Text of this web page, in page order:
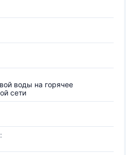
воды на горячее
сети